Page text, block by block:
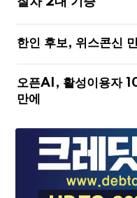
한인 후보, 위스콘신
오픈AI, 활성이용자
만에